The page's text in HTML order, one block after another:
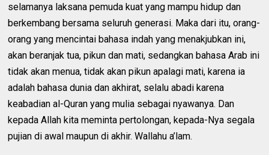
selamanya laksana pemuda kuat yang mampu hidup dan
berkembang bersama seluruh generasi. Maka dari itu, orang-
orang yang mencintai bahasa indah yang menakjubkan ini,
akan beranjak tua, pikun dan mati, sedangkan bahasa Arab ini
tidak akan menua, tidak akan pikun apalagi mati, karena ia
adalah bahasa dunia dan akhirat, selalu abadi karena
keabadian al-Quran yang mulia sebagai nyawanya. Dan
kepada Allah kita meminta pertolongan, kepada-Nya segala
pujian di awal maupun di akhir. Wallahu a’lam.